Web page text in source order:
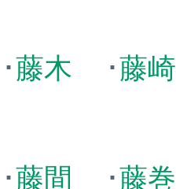
･藤木 ･藤崎
･藤間 ･藤巻